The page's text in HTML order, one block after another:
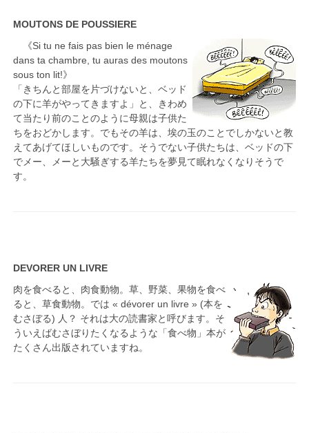
MOUTONS DE POUSSIERE
《Si tu ne fais pas bien le ménage
dans ta chambre, tu auras des moutons
sous ton lit!》
「きちんと部屋を片づけないと、ベッド
の下に羊がやってきますよ」と、きわめ
て当たり前のことのように母親は子供た
ちをおどかします。でもその羊は、埃の玉のことでしかないと教
えてあげてほしいものです。そうでない子供たちは、ベッドの下
でメー、メーと大騒ぎする羊たちを夢見て眠れなくなりそうで
す。
DEVORER UN LIVRE
肉を食べると、肉食動物。草、野菜、果物を食べ
ると、草食動物。では « dévorer un livre » (本を
むさぼる) 人？ それは大の読書家と呼びます。そ
ういえばむさぼりたくなるような「食べ物」本が
たくさん出版されていますね。